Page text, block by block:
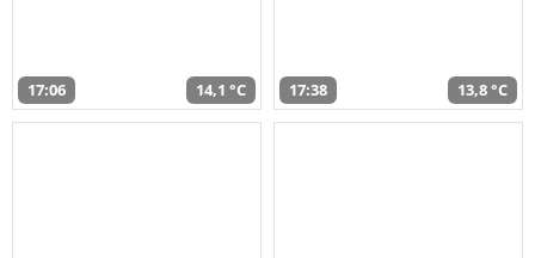
17:06 14,1 °C 17:38 13,8 °C